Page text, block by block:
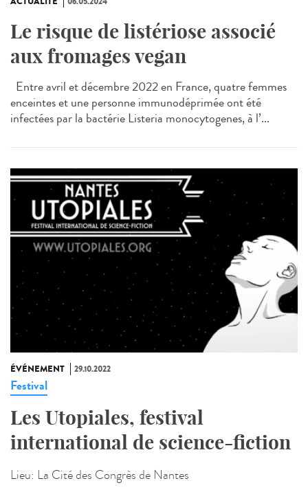
Le risque de listériose associé
aux fromages vegan
Entre avril et décembre 2022 en France, quatre femmes
enceintes et une personne immunodéprimée ont été
infectées par la bactérie Listeria monocytogenes, à l’...
ÉVÉNEMENT 29.10.2022
Festival
Les Utopiales, festival
international de science-fiction
Lieu: La Cité des Congrès de Nantes